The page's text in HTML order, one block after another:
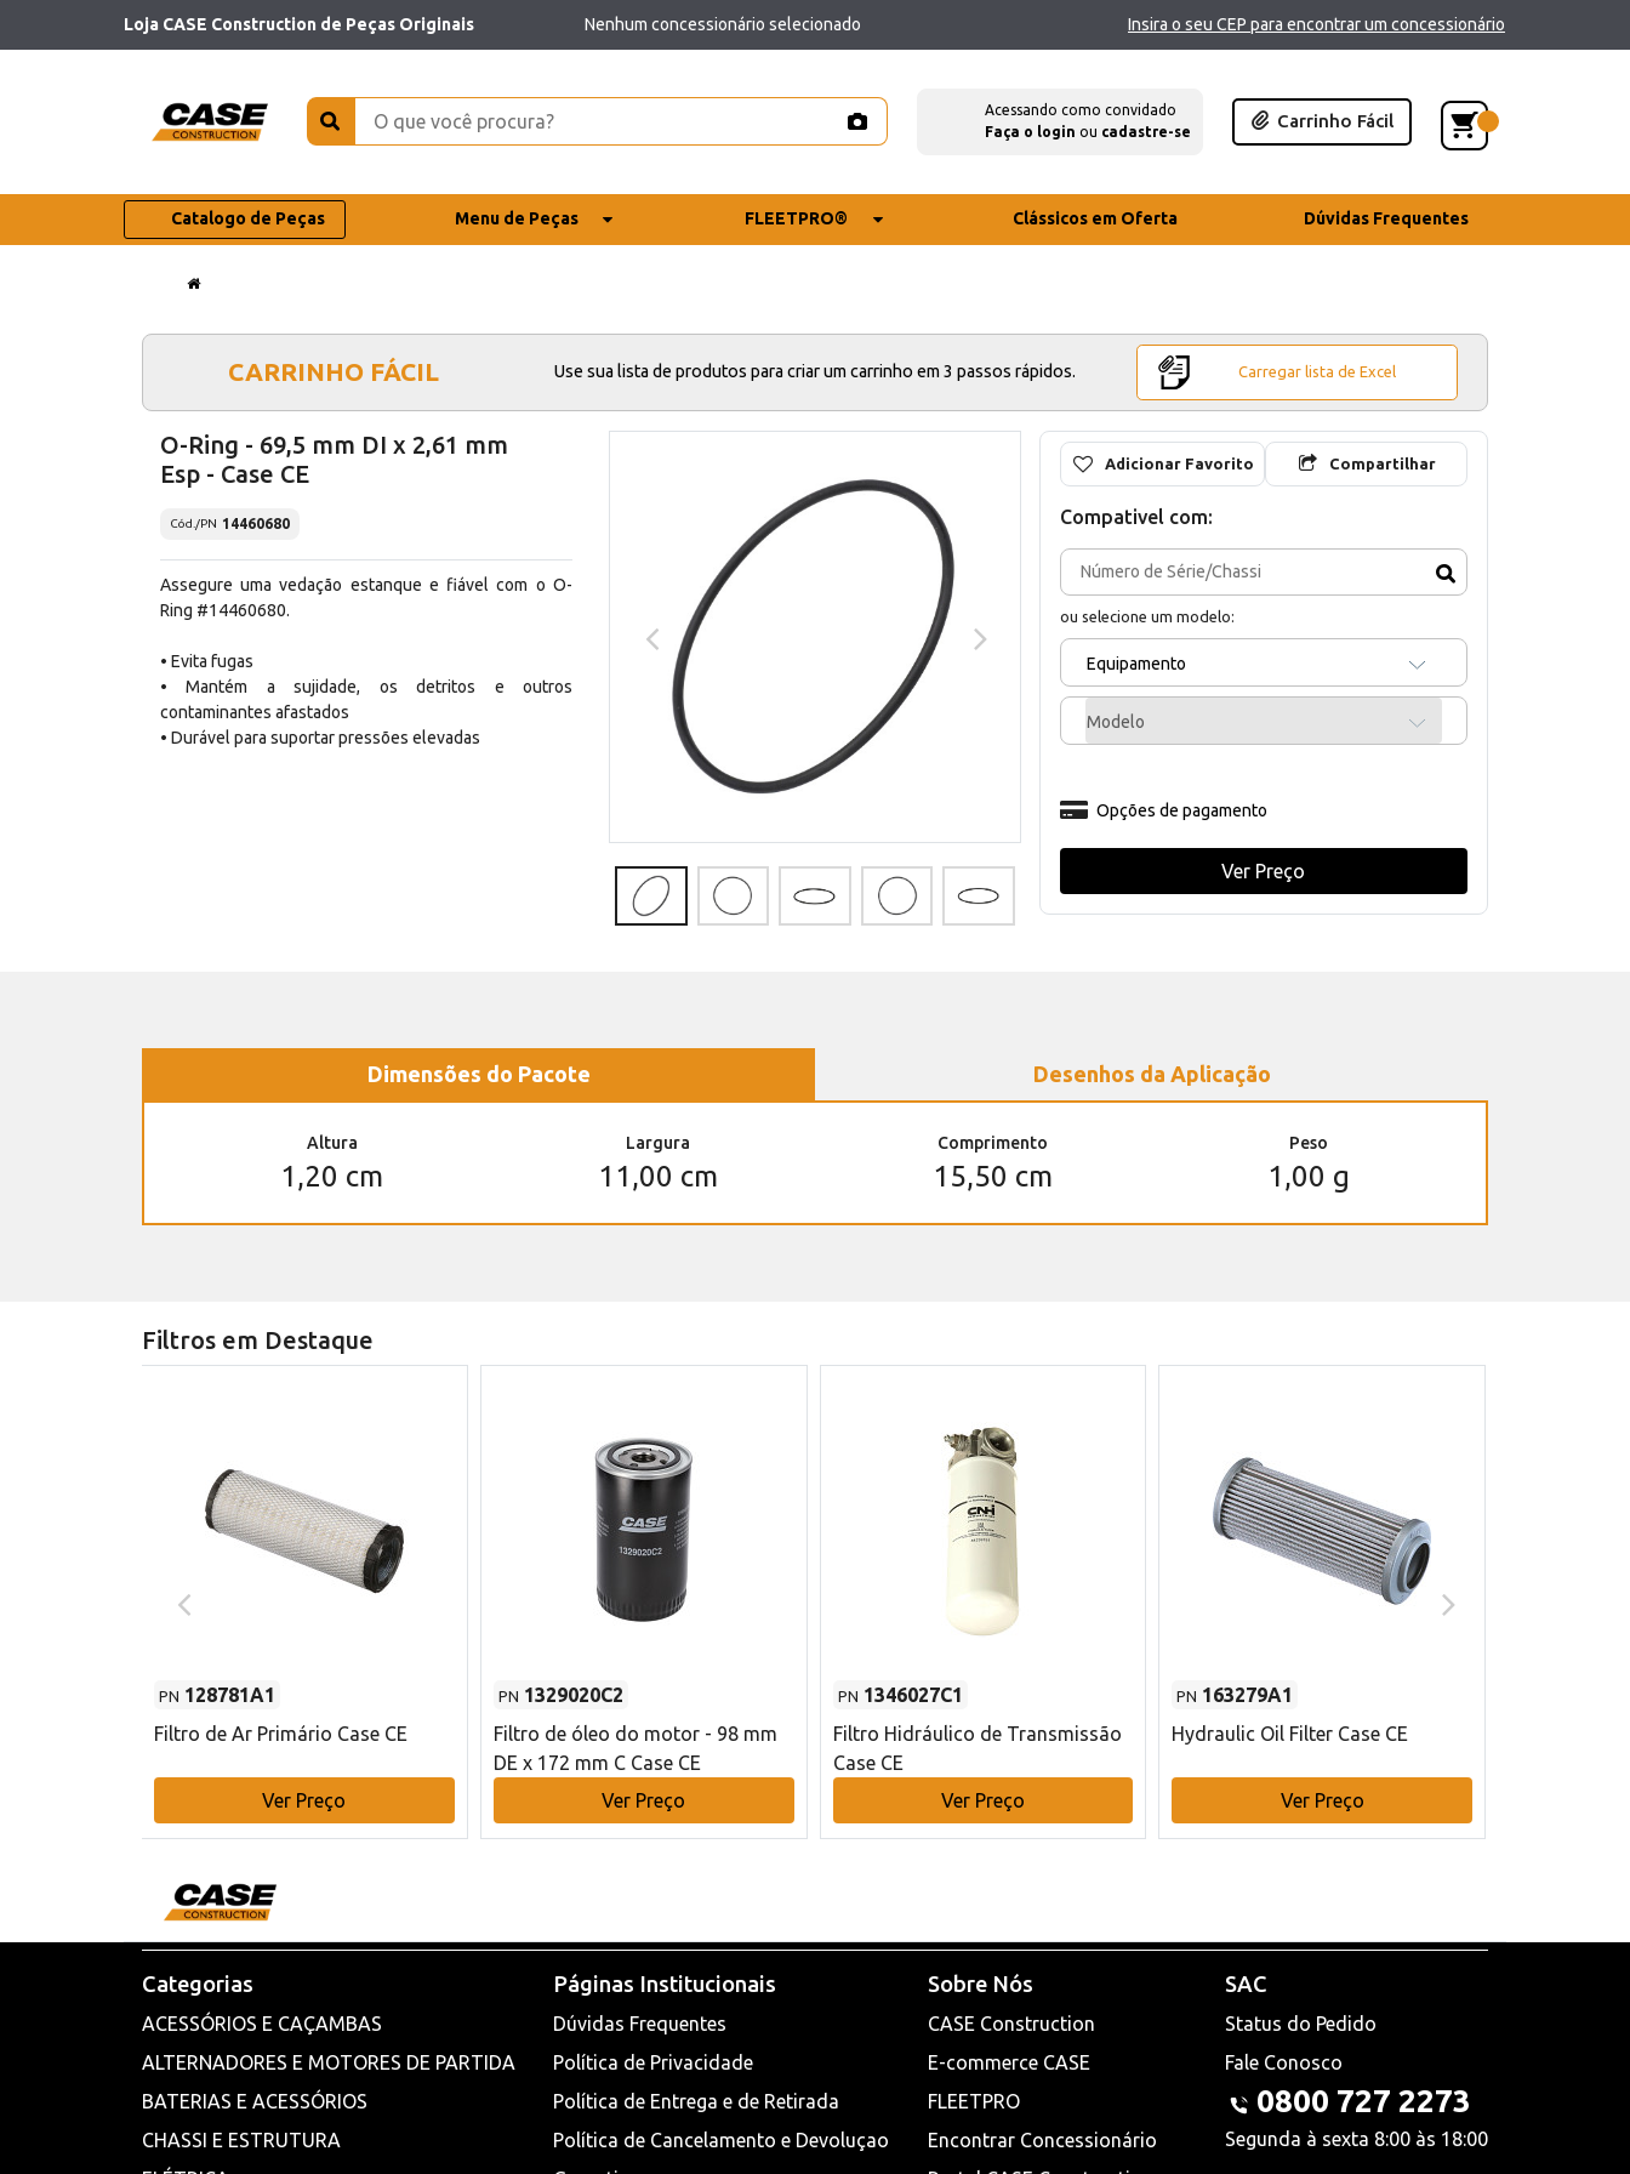
Loja CASE Construction de Peças Originais Nenhum concessionário selecionado Insira o seu CEP para encontrar um concessionário
Acessando como convidado
Faça o login ou cadastre-se
Carrinho Fácil
Catalogo de Peças Menu de Peças FLEETPRO® Clássicos em Oferta Dúvidas Frequentes
CARRINHO FÁCIL Use sua lista de produtos para criar um carrinho em 3 passos rápidos. Carregar lista de Excel
O-Ring - 69,5 mm DI x 2,61 mm
Esp - Case CE
Cód./PN 14460680
Assegure uma vedação estanque e fiável com o O-
Ring #14460680.
• Evita fugas
• Mantém a sujidade, os detritos e outros
contaminantes afastados
• Durável para suportar pressões elevadas
Adicionar Favorito Compartilhar
Compativel com:
ou selecione um modelo:
Equipamento
Modelo
Opções de pagamento
Ver Preço
Dimensões do Pacote Desenhos da Aplicação
Altura
1,20 cm
Largura
11,00 cm
Comprimento
15,50 cm
Peso
1,00 g
Filtros em Destaque
PN 128781A1
Filtro de Ar Primário Case CE
Ver Preço
PN 1329020C2
Filtro de óleo do motor - 98 mm
DE x 172 mm C Case CE
Ver Preço
PN 1346027C1
Filtro Hidráulico de Transmissão
Case CE
Ver Preço
PN 163279A1
Hydraulic Oil Filter Case CE
Ver Preço
Categorias
ACESSÓRIOS E CAÇAMBAS
ALTERNADORES E MOTORES DE PARTIDA
BATERIAS E ACESSÓRIOS
CHASSI E ESTRUTURA
Páginas Institucionais
Dúvidas Frequentes
Política de Privacidade
Política de Entrega e de Retirada
Política de Cancelamento e Devoluçao
Sobre Nós
CASE Construction
E-commerce CASE
FLEETPRO
Encontrar Concessionário
SAC
Status do Pedido
Fale Conosco
0800 727 2273
Segunda à sexta 8:00 às 18:00